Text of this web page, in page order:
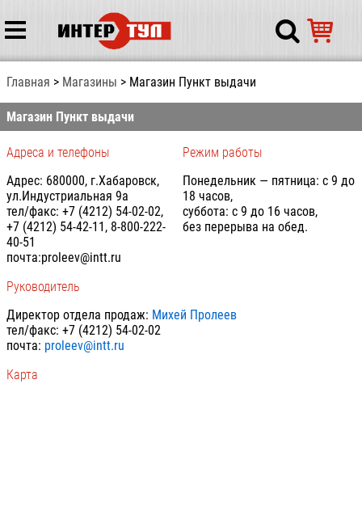
Главная Магазины Магазин Пункт выдачи
Магазин Пункт выдачи
Адреса и телефоны
Адрес: 680000, г.Хабаровск,
ул.Индустриальная 9а
тел/факс: +7 (4212) 54-02-02,
+7 (4212) 54-42-11, 8-800-222-
40-51
почта:proleev@intt.ru
Режим работы
Понедельник — пятница: с 9 до
18 часов,
суббота: с 9 до 16 часов,
без перерыва на обед.
Руководитель
Директор отдела продаж: Михей Пролеев
тел/факс: +7 (4212) 54-02-02
почта: proleev@intt.ru
Карта